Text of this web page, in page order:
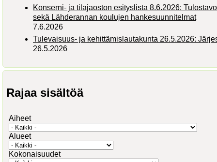
Konserni- ja tilajaoston esityslista 8.6.2026:
sekä Lähderannan koulujen hankesuunnitelmat
7.6.2026
Tulevaisuus- ja kehittämislautakunta 26.5.2026:
26.5.2026
Rajaa sisältöä
Aiheet
Alueet
Kokonaisuudet